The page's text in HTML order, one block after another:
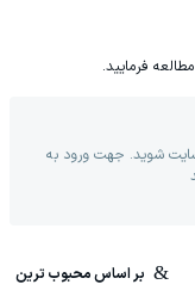
مطالعه فرمایید.
سایت شوید. جهت ورود به
بر اساس محبوب ترین